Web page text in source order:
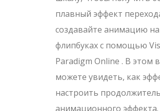
плавный эффект
создавайте анимацию на
флипбуках с помощью
Paradigm Online . В этом
можете увидеть, как
настроить
анимационного